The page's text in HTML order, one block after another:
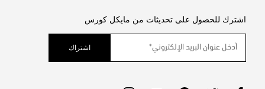
اشترك للحصول على تحديثات من مايكل كورس
اشتراك